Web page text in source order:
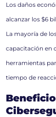
Los daños
alcanzar los $6
La mayoría de
capacitación en
herramientas
tiempo de